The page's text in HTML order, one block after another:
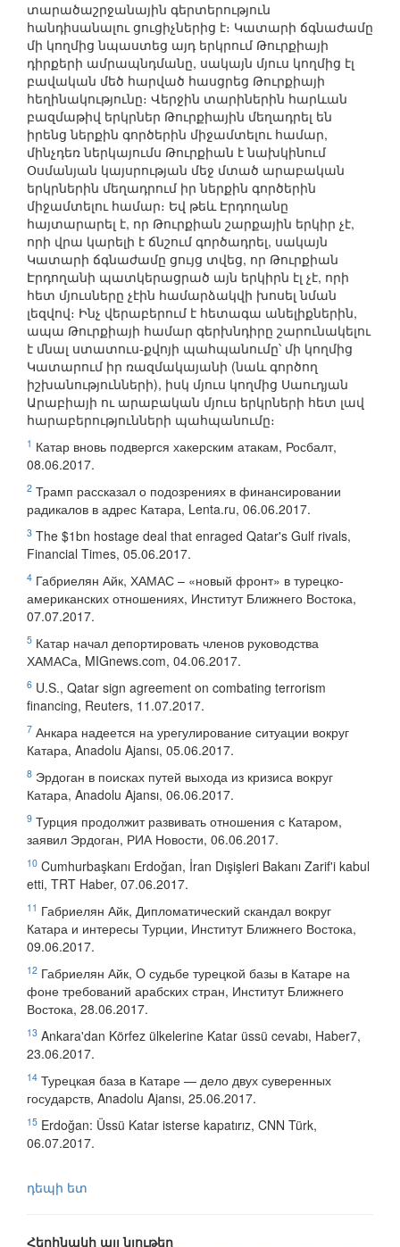
տարածաշրջանային գերտերություն
հանդիսանալու ցուցիչներից է։ Կատարի ճգնաժամը
մի կողմից նպաստեց այդ երկրում Թուրքիայի
դիրքերի ամրապնդմանը, սակայն մյուս կողմից էլ
բավական մեծ հարված հասցրեց Թուրքիայի
հեղինակությունը։ Վերջին տարիներին հարևան
բազմաթիվ երկրներ Թուրքիային մեղադրել են
իրենց ներքին գործերին միջամտելու համար,
մինչդեռ ներկայումս Թուրքիան է նախկինում
Օսմանյան կայսրության մեջ մտած արաբական
երկրներին մեղադրում իր ներքին գործերին
միջամտելու համար։ Եվ թեև Էրդողանը
հայտարարել է, որ Թուրքիան շարքային երկիր չէ,
որի վրա կարելի է ճնշում գործադրել, սակայն
Կատարի ճգնաժամը ցույց տվեց, որ Թուրքիան
Էրդողանի պատկերացրած այն երկիրն էլ չէ, որի
հետ մյուսները չէին համարձակվի խոսել նման
լեզվով։ Ինչ վերաբերում է հետագա անելիքներին,
ապա Թուրքիայի համար գերխնդիրը շարունակելու
է մնալ ստատուս-քվոյի պահպանումը՝ մի կողմից
Կատարում իր ռազմակայանի (նաև գործող
իշխանությունների), իսկ մյուս կողմից Սաուդյան
Արաբիայի ու արաբական մյուս երկրների հետ լավ
հարաբերությունների պահպանումը։
1 Катар вновь подвергся хакерским атакам, Росбалт,
08.06.2017.
2 Трамп рассказал о подозрениях в финансировании
радикалов в адрес Катара, Lenta.ru, 06.06.2017.
3 The $1bn hostage deal that enraged Qatar's Gulf rivals,
Financial Times, 05.06.2017.
4 Габриелян Айк, ХАМАС – «новый фронт» в турецко-
американских отношениях, Институт Ближнего Востока,
07.07.2017.
5 Катар начал депортировать членов руководства
ХАМАСа, MIGnews.com, 04.06.2017.
6 U.S., Qatar sign agreement on combating terrorism
financing, Reuters, 11.07.2017.
7 Анкара надеется на урегулирование ситуации вокруг
Катара, Anadolu Ajansı, 05.06.2017.
8 Эрдоган в поисках путей выхода из кризиса вокруг
Катара, Anadolu Ajansı, 06.06.2017.
9 Турция продолжит развивать отношения с Катаром,
заявил Эрдоган, РИА Новости, 06.06.2017.
10 Cumhurbaşkanı Erdoğan, İran Dışişleri Bakanı Zarif'i kabul
etti, TRT Haber, 07.06.2017.
11 Габриелян Айк, Дипломатический скандал вокруг
Катара и интересы Турции, Институт Ближнего Востока,
09.06.2017.
12 Габриелян Айк, O судьбе турецкой базы в Катаре на
фоне требований арабских стран, Институт Ближнего
Востока, 28.06.2017.
13 Ankara'dan Körfez ülkelerine Katar üssü cevabı, Haber7,
23.06.2017.
14 Турецкая база в Катаре — дело двух суверенных
государств, Anadolu Ajansı, 25.06.2017.
15 Erdoğan: Üssü Katar isterse kapatırız, CNN Türk,
06.07.2017.
դեպի ետ
Հեղինակի այլ նյութեր